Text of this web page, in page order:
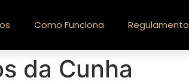
Como Funciona Regulamento
da Cunha